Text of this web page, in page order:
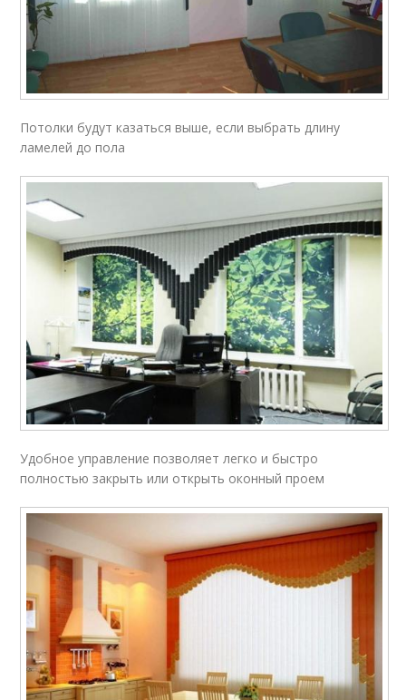
Потолки будут казаться выше, если выбрать длину
ламелей до пола
Удобное управление позволяет легко и быстро
полностью закрыть или открыть оконный проем